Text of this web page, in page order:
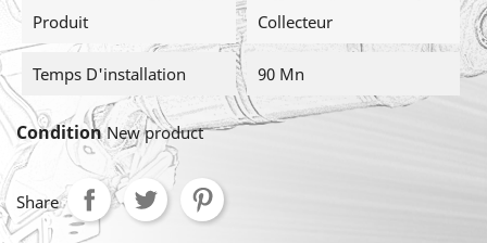
Produit Collecteur
Temps D'installation 90 Mn
Condition New product
Share